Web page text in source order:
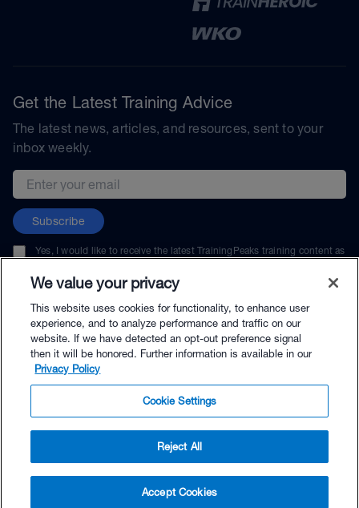
$35.00 - Buy Now
Buy with Premium Bundle
Get the Latest Training Advice
The latest news, articles, and resources, sent to your
inbox weekly.
Email address
Subscribe
Yes, I would like to receive the latest TrainingPeaks training content as
unsubscribe at any time.
© TrainingPeaks, LLC
We value your privacy
This website uses cookies for functionality, to enhance user
experience, and to analyze performance and traffic on our
website. If we have detected an opt-out preference signal
then it will be honored. Further information is available in our
Privacy Policy
Cookie Settings
Reject All
Accept Cookies